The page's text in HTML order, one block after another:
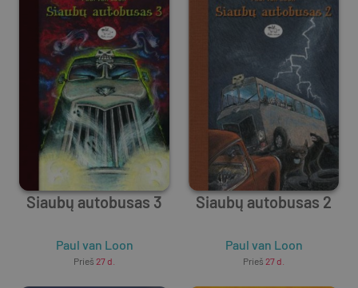
Siaubų autobusas 3
Paul van Loon
Prieš 27 d.
Siaubų autobusas 2
Paul van Loon
Prieš 27 d.